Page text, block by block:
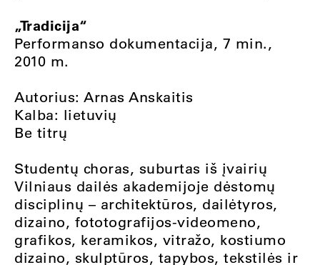
„Tradicija“
Performanso dokumentacija, 7 min.,
2010 m.
Autorius: Arnas Anskaitis
Kalba: lietuvių
Be titrų
Studentų choras, suburtas iš įvairių
Vilniaus dailės akademijoje dėstomų
disciplinų – architektūros, dailėtyros,
dizaino, fototografijos-videomeno,
grafikos, keramikos, vitražo, kostiumo
dizaino, skulptūros, tapybos, tekstilės ir